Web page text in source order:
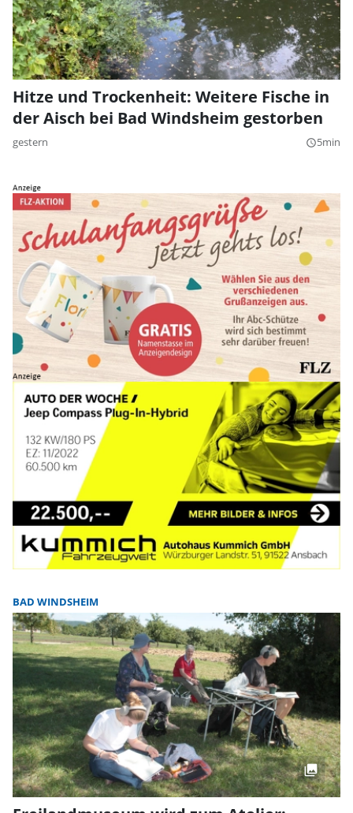
Hitze und Trockenheit: Weitere Fische in
der Aisch bei Bad Windsheim gestorben
gestern query_builder5min
BAD WINDSHEIM